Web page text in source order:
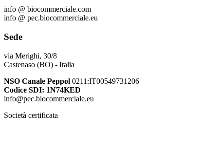
info @ biocommerciale.com
info @ pec.biocommerciale.eu
Sede
via Merighi, 30/8
Castenaso (BO) - Italia
NSO Canale Peppol 0211:IT00549731206
Codice SDI: 1N74KED
info@pec.biocommerciale.eu
Società certificata